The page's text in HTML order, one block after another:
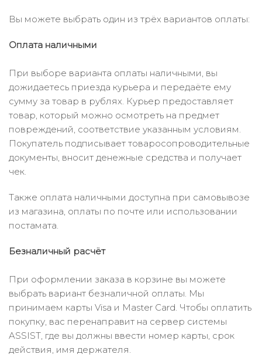
Вы можете выбрать один из трёх вариантов оплаты:
Оплата наличными
При выборе варианта оплаты наличными, вы
дожидаетесь приезда курьера и передаёте ему
сумму за товар в рублях. Курьер предоставляет
товар, который можно осмотреть на предмет
повреждений, соответствие указанным условиям.
Покупатель подписывает товаросопроводительные
документы, вносит денежные средства и получает
чек.
Также оплата наличными доступна при самовывозе
из магазина, оплаты по почте или использовании
постамата.
Безналичный расчёт
При оформлении заказа в корзине вы можете
выбрать вариант безналичной оплаты. Мы
принимаем карты Visa и Master Card. Чтобы оплатить
покупку, вас перенаправит на сервер системы
ASSIST, где вы должны ввести номер карты, срок
действия, имя держателя.